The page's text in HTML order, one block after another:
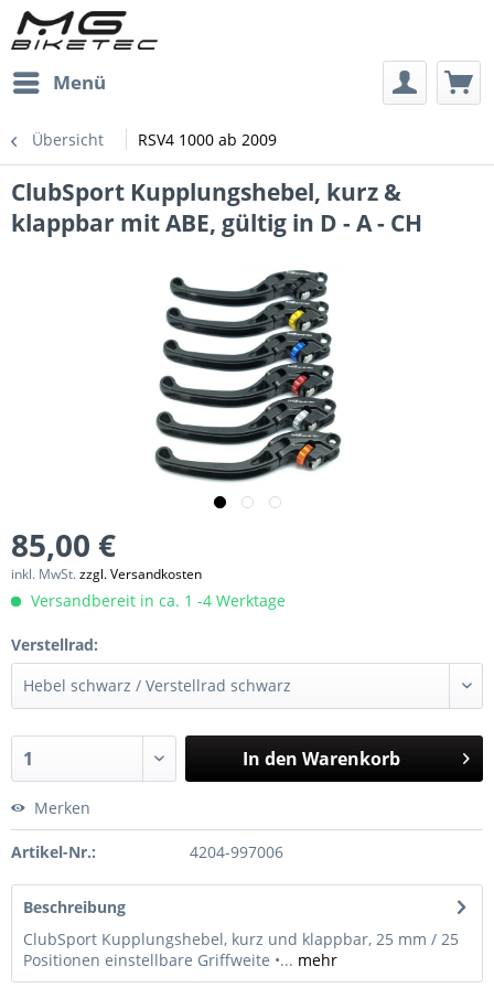
Menü
Übersicht RSV4 1000 ab 2009
ClubSport Kupplungshebel, kurz &
klappbar mit ABE, gültig in D - A - CH
85,00 €
inkl. MwSt.zzgl. Versandkosten
Versandbereit in ca. 1 -4 Werktage
Verstellrad:
In den Warenkorb
Merken
Artikel-Nr.: 4204-997006
Beschreibung
ClubSport Kupplungshebel, kurz und klappbar, 25 mm / 25
Positionen einstellbare Griffweite •... mehr